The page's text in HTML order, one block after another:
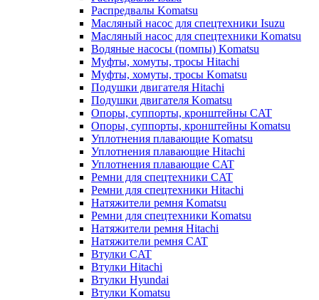
Распредвалы Komatsu
Масляный насос для спецтехники Isuzu
Масляный насос для спецтехники Komatsu
Водяные насосы (помпы) Komatsu
Муфты, хомуты, тросы Hitachi
Муфты, хомуты, тросы Komatsu
Подушки двигателя Hitachi
Подушки двигателя Komatsu
Опоры, суппорты, кронштейны CAT
Опоры, суппорты, кронштейны Komatsu
Уплотнения плавающие Komatsu
Уплотнения плавающие Hitachi
Уплотнения плавающие CAT
Ремни для спецтехники CAT
Ремни для спецтехники Hitachi
Натяжители ремня Komatsu
Ремни для спецтехники Komatsu
Натяжители ремня Hitachi
Натяжители ремня CAT
Втулки CAT
Втулки Hitachi
Втулки Hyundai
Втулки Komatsu